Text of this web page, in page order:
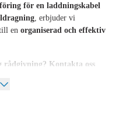
för en laddningskabel
, erbjuder vi
en organiserad och effektiv
rådgivning? Kontakta oss